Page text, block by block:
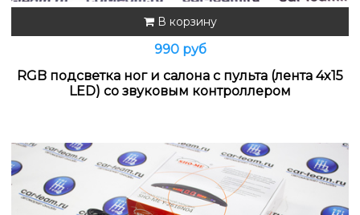
В корзину
990 руб
RGB подсветка ног и салона с пульта (лента 4x15
LED) со звуковым контроллером